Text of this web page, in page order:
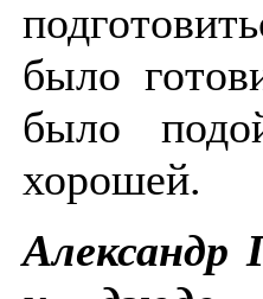
было
было
хорошей.
Александр